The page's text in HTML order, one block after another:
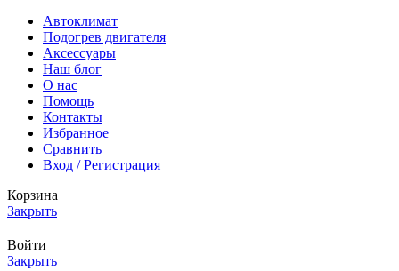
Автоклимат
Подогрев двигателя
Аксессуары
Наш блог
О нас
Помощь
Контакты
Избранное
Сравнить
Вход / Регистрация
Корзина
Закрыть
Войти
Закрыть